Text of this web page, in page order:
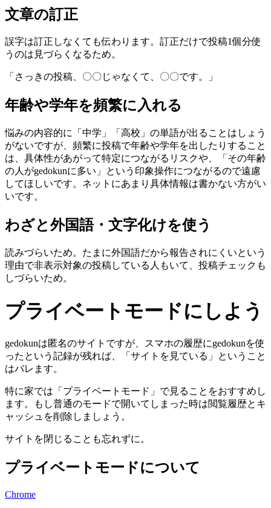
文章の訂正
誤字は訂正しなくても伝わります。訂正だけで投稿1個分使
うのは見づらくなるため。
「さっきの投稿、〇〇じゃなくて、〇〇です。」
年齢や学年を頻繁に入れる
悩みの内容的に「中学」「高校」の単語が出ることはしょう
がないですが、頻繁に投稿で年齢や学年を出したりすること
は、具体性があがって特定につながるリスクや、「その年齢
の人がgedokunに多い」という印象操作につながるので遠慮
してほしいです。ネットにあまり具体情報は書かない方がい
いです。
わざと外国語・文字化けを使う
読みづらいため。たまに外国語だから報告されにくいという
理由で非表示対象の投稿している人もいて、投稿チェックも
しづらいため。
プライベートモードにしよう
gedokunは匿名のサイトですが、スマホの履歴にgedokunを使
ったという記録が残れば、「サイトを見ている」ということ
はバレます。
特に家では「プライベートモード」で見ることをおすすめし
ます。もし普通のモードで開いてしまった時は閲覧履歴とキ
ャッシュを削除しましょう。
サイトを閉じることも忘れずに。
プライベートモードについて
Chrome